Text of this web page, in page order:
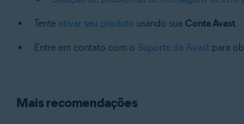
Tente ativar seu produto usando sua Conta Avast.
Entre em contato com o Suporte da Avast para
Mais recomendações